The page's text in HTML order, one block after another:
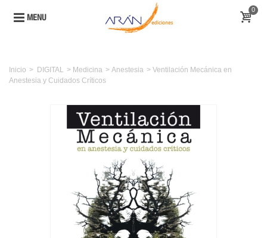
MENU
0
Inicio > DIGITAL > Medicina > Anestesia > Ventilación Mecánica en
Anestesia y Cuidados Críticos